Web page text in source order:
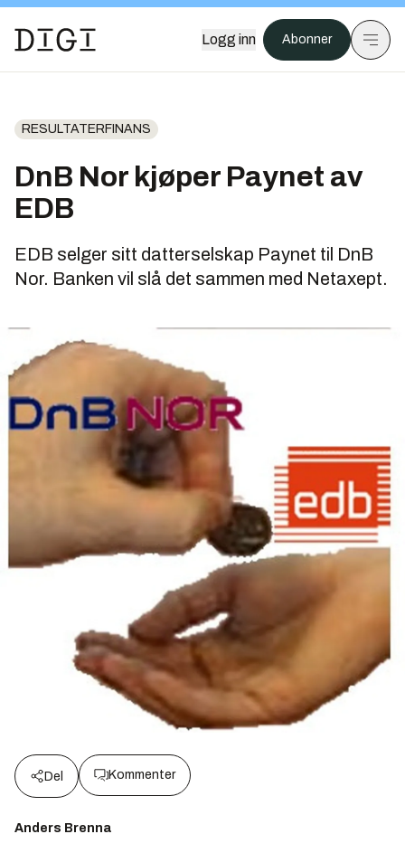
Logg inn Abonner
RESULTATERFINANS
DnB Nor kjøper Paynet av
EDB
EDB selger sitt datterselskap Paynet til DnB
Nor. Banken vil slå det sammen med Netaxept.
Del Kommenter
Anders Brenna